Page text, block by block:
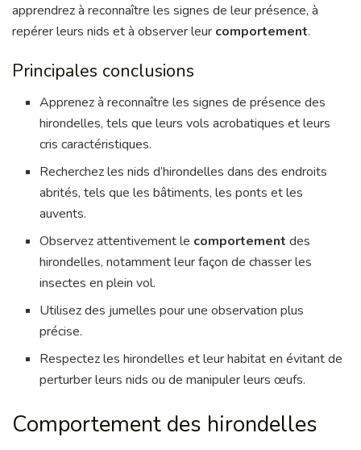
apprendrez à reconnaître les signes de leur présence, à
repérer leurs nids et à observer leur comportement.
Principales conclusions
Apprenez à reconnaître les signes de présence des
hirondelles, tels que leurs vols acrobatiques et leurs
cris caractéristiques.
Recherchez les nids d’hirondelles dans des endroits
abrités, tels que les bâtiments, les ponts et les
auvents.
Observez attentivement le comportement des
hirondelles, notamment leur façon de chasser les
insectes en plein vol.
Utilisez des jumelles pour une observation plus
précise.
Respectez les hirondelles et leur habitat en évitant de
perturber leurs nids ou de manipuler leurs œufs.
Comportement des hirondelles